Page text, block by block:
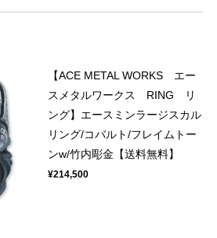
【ACE METAL WORKS エー
スメタルワークス RING リ
ング】エースミンラージスカル
リング/コバルト/フレイムトー
ンw/竹内彫金【送料無料】
¥214,500